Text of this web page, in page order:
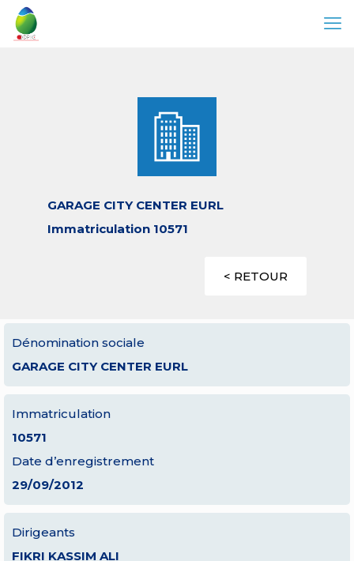
GARAGE CITY CENTER EURL
Immatriculation 10571
< RETOUR
Dénomination sociale
GARAGE CITY CENTER EURL
Immatriculation
10571
Date d’enregistrement
29/09/2012
Dirigeants
FIKRI KASSIM ALI